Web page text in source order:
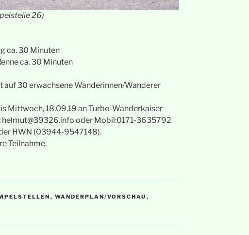
26)
ca. 30 Minuten
ca. 30 Minuten
auf 30 erwachsene Wanderinnen/Wanderer
Mittwoch, 18.09.19 an Turbo-Wanderkaiser
helmut@39326.info oder Mobil:0171-3635792
HWN (03944-9547148).
Teilnahme.
, WANDERPLAN/VORSCHAU ,